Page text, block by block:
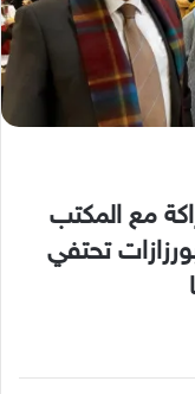
مع المكتب
تحتفي